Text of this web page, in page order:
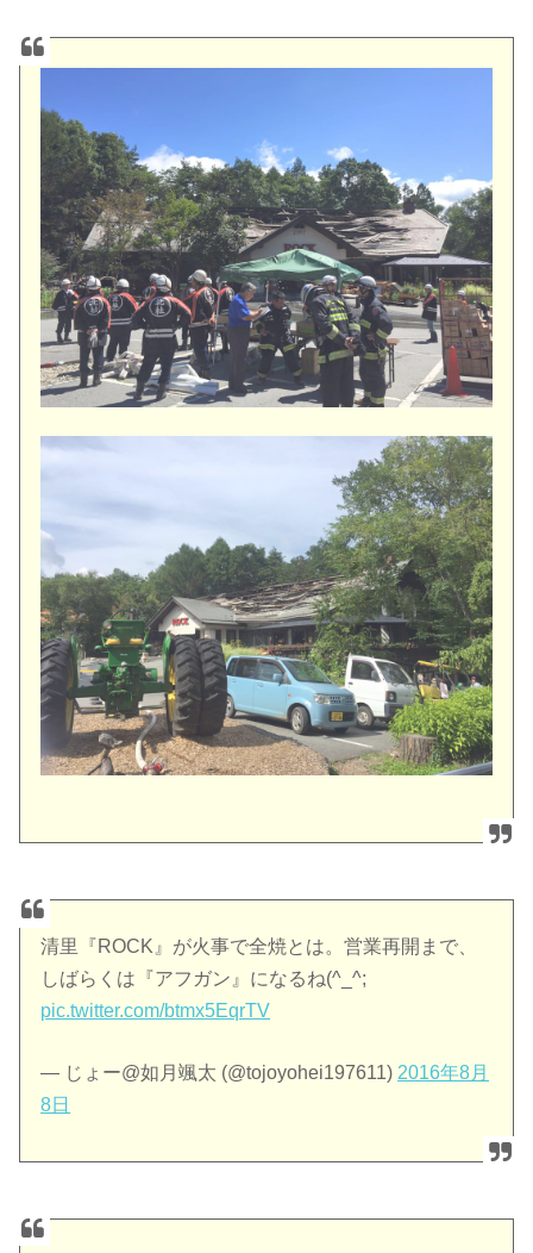
清里『ROCK』が火事で全焼とは。営業再開まで、
しばらくは『アフガン』になるね(^_^;
pic.twitter.com/btmx5EqrTV
— じょー@如月颯太 (@tojoyohei197611) 2016年8月
8日